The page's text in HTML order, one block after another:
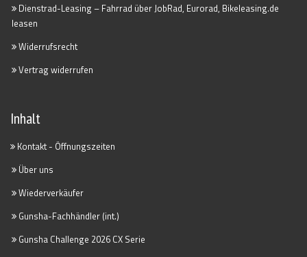
Dienstrad-Leasing – Fahrrad über JobRad, Eurorad, Bikeleasing.de
leasen
Widerrufsrecht
Vertrag widerrufen
Inhalt
Kontakt - Öffnungszeiten
Über uns
Wiederverkäufer
Gunsha-Fachhändler (int.)
Gunsha Challenge 2026 CX Serie